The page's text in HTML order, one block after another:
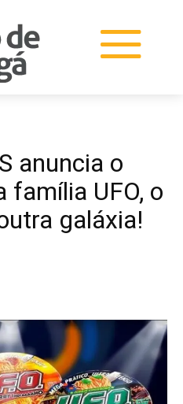
anuncia o
família UFO, o
galáxia!